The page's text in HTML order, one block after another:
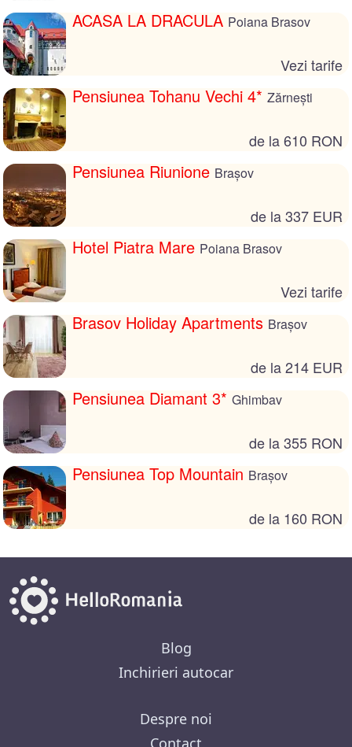
ACASA LA DRACULA Poiana Brasov
Vezi tarife
Pensiunea Tohanu Vechi 4* Zărnești
de la 610 RON
Pensiunea Riunione Brașov
de la 337 EUR
Hotel Piatra Mare Poiana Brasov
Vezi tarife
Brasov Holiday Apartments Brașov
de la 214 EUR
Pensiunea Diamant 3* Ghimbav
de la 355 RON
Pensiunea Top Mountain Brașov
de la 160 RON
Blog
Inchirieri autocar
Despre noi
Contact